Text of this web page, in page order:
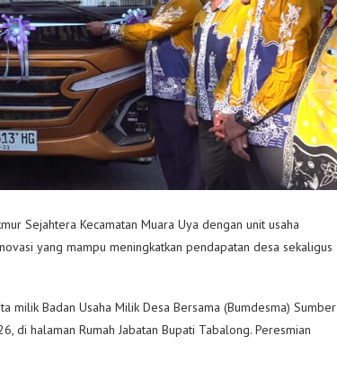
Sejahtera Kecamatan Muara Uya dengan unit usaha
yang mampu meningkatkan pendapatan desa sekaligus
milik Badan Usaha Milik Desa Bersama (Bumdesma) Sumber
di halaman Rumah Jabatan Bupati Tabalong. Peresmian